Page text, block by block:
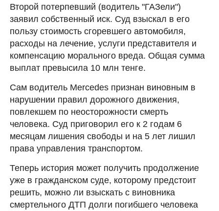
Второй потерпевший (водитель "ГАЗели")
заявил собственный иск. Суд взыскал в его
пользу стоимость сгоревшего автомобиля,
расходы на лечение, услуги представителя и
компенсацию морального вреда. Общая сумма
выплат превысила 10 млн тенге.
Сам водитель Mercedes признан виновным в
нарушении правил дорожного движения,
повлекшем по неосторожности смерть
человека. Суд приговорил его к 2 годам 6
месяцам лишения свободы и на 5 лет лишил
права управления транспортом.
Теперь история может получить продолжение
уже в гражданском суде, которому предстоит
решить, можно ли взыскать с виновника
смертельного ДТП долги погибшего человека